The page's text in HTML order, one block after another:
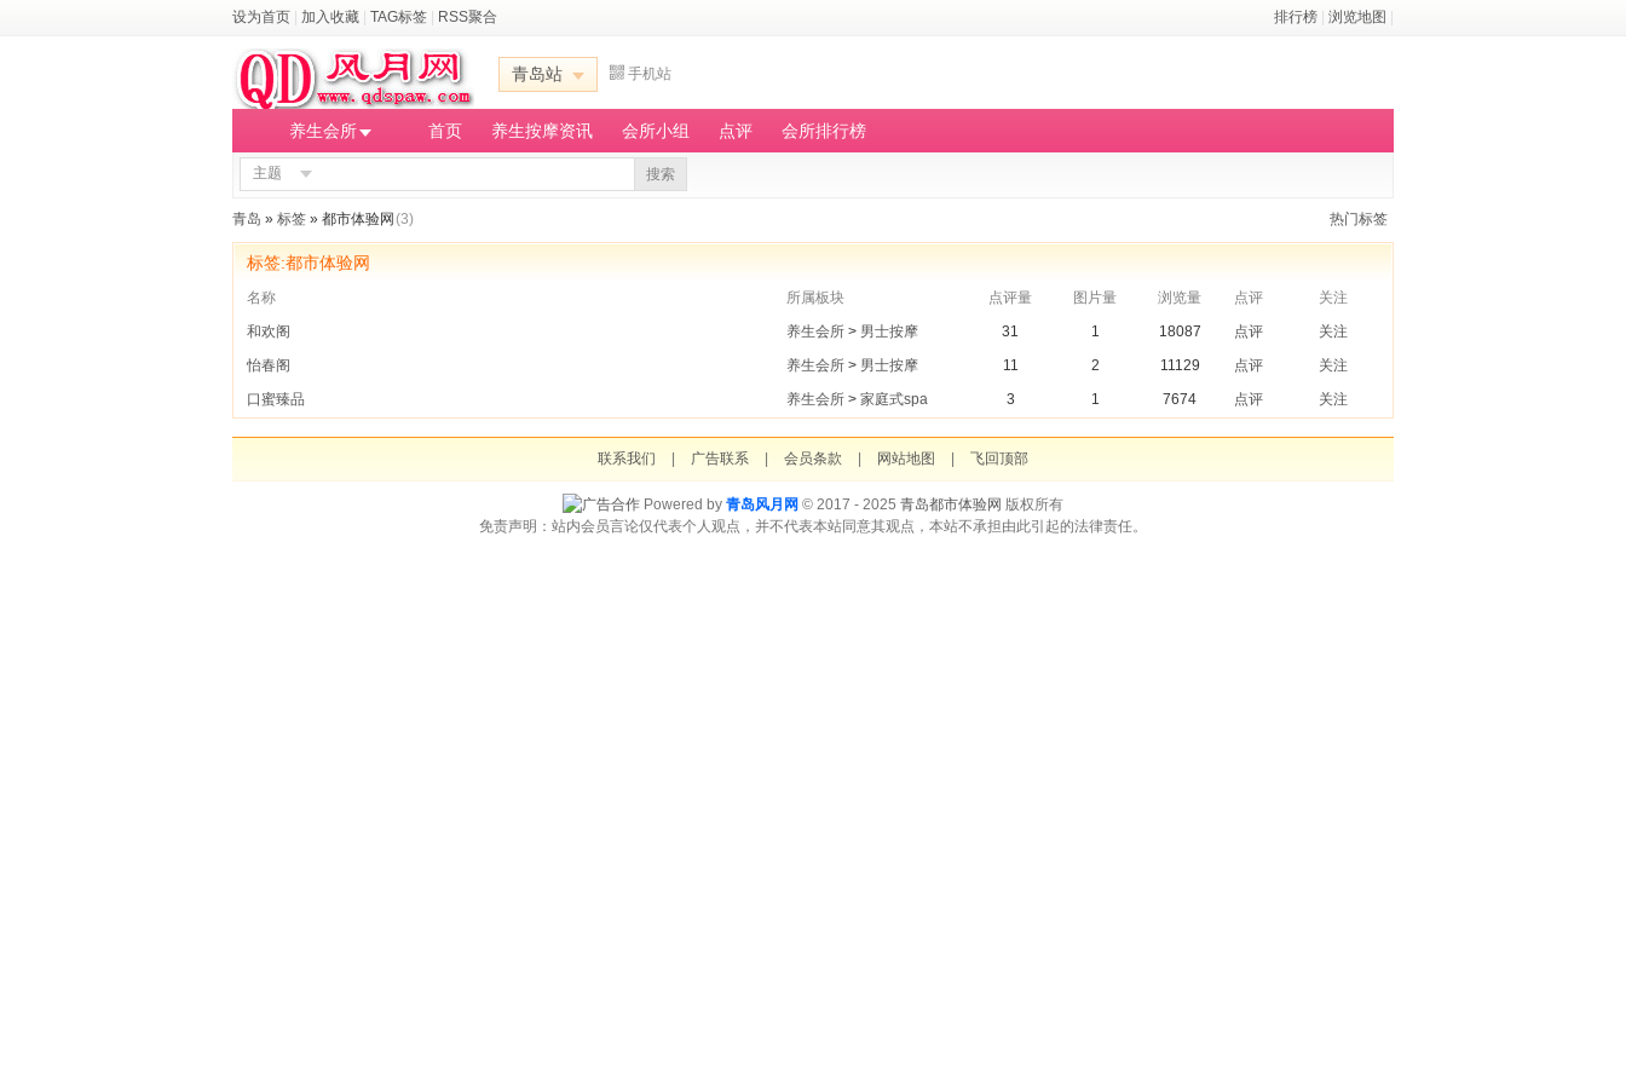
设为首页 加入收藏 TAG标签 RSS聚合 排行榜 浏览地图
青岛站 手机站
养生会所 首页 养生按摩资讯 会所小组 点评 会所排行榜
主题 搜索
热门标签
青岛 » 标签 » 都市体验网 (3)
标签:都市体验网
名称 所属板块 点评量 图片量 浏览量 点评
关注
和欢阁
养生会所 > 男士按摩 31 1 18087 点评
关注
怡春阁
养生会所 > 男士按摩 11 2 11129 点评
关注
口蜜臻品
养生会所 > 家庭式spa 3 1 7674 点评 关注
联系我们 广告联系 会员条款 网站地图 飞回顶部
Powered by 青岛风月网 © 2017 - 2025 青岛都市体验网 版权所有
免责声明：站内会员言论仅代表个人观点，并不代表本站同意其观点，本站不承担由此引起的法律责任。